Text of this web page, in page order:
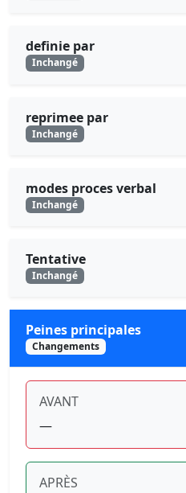
definie par
Inchangé
reprimee par
Inchangé
modes proces verbal
Inchangé
Tentative
Inchangé
Peines principales
Changements
AVANT
—
APRÈS